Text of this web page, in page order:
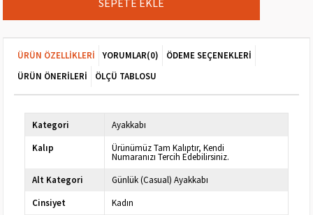
ÜRÜN ÖZELLIKLERI YORUMLAR(0)
ÖDEME SEÇENEKLERI
ÜRÜN ÖNERILERI
ÖLÇÜ TABLOSU
Kategori
Ayakkabı
Kalıp
Ürünümüz Tam Kalıptır, Kendi
Numaranızı Tercih Edebilirsiniz.
Alt Kategori
Günlük (Casual) Ayakkabı
Cinsiyet
Kadın